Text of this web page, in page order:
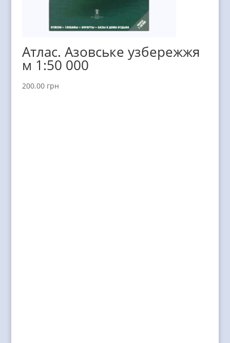
Атлас. Азовське узбережжя
м 1:50 000
200.00 грн